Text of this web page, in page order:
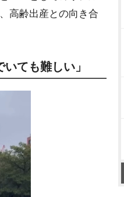
高齢出産との向き合
ても難しい」